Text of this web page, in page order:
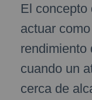
El concepto
actuar
rendimiento
cuando un
cerca de